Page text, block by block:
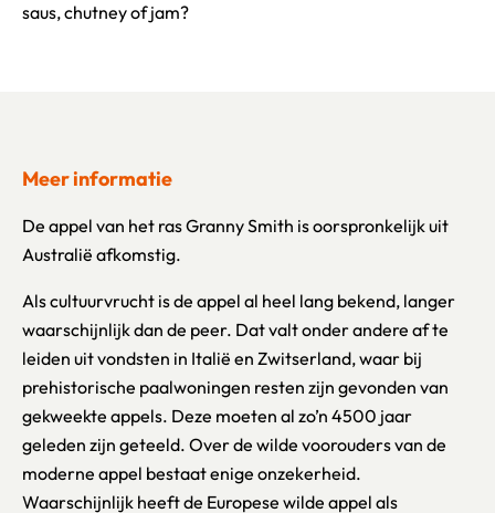
saus, chutney of jam?
Meer informatie
De appel van het ras Granny Smith is oorspronkelijk uit
Australië afkomstig.
Als cultuurvrucht is de appel al heel lang bekend, langer
waarschijnlijk dan de peer. Dat valt onder andere af te
leiden uit vondsten in Italië en Zwitserland, waar bij
prehistorische paalwoningen resten zijn gevonden van
gekweekte appels. Deze moeten al zo’n 4500 jaar
geleden zijn geteeld. Over de wilde voorouders van de
moderne appel bestaat enige onzekerheid.
Waarschijnlijk heeft de Europese wilde appel als